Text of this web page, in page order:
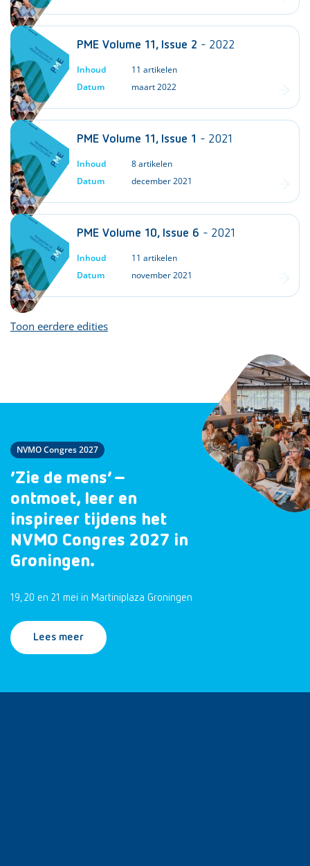
PME Volume 11, Issue 2 - 2022
Inhoud
11 artikelen
Datum
maart 2022
PME Volume 11, Issue 1 - 2021
Inhoud
8 artikelen
Datum
december 2021
PME Volume 10, Issue 6 - 2021
Inhoud
11 artikelen
Datum
november 2021
Toon eerdere edities
NVMO Congres 2027
‘Zie de mens’ –
ontmoet, leer en
inspireer tijdens het
NVMO Congres 2027 in
Groningen.
19, 20 en 21 mei in Martiniplaza Groningen
Lees meer